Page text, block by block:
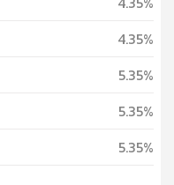
4.35%
5.35%
5.35%
5.35%